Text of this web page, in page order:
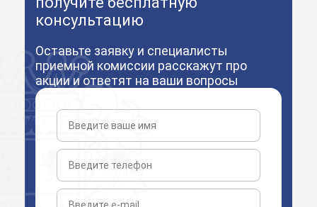
консультацию
Оставьте заявку и специалисты
приемной комиссии расскажут про
акции и ответят на ваши вопросы